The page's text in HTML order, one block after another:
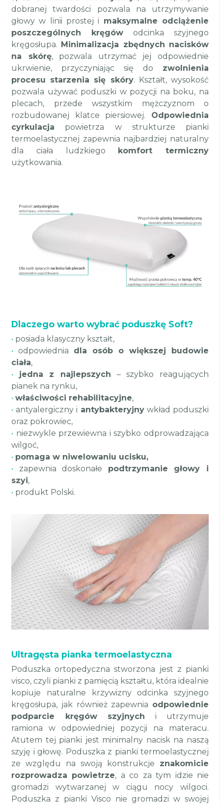
dobranej twardości pozwala na utrzymywanie
głowy w linii prostej i maksymalne odciążenie
poszczególnych kręgów odcinka szyjnego
kręgosłupa. Minimalizacja zbędnych nacisków
na skórę, pozwala utrzymać jej odpowiednie
ukrwienie, przyczyniając się do zwolnienia
procesu starzenia się skóry. Kształt, wysokość
pozwala używać poduszki w pozycji na boku, na
plecach, przede wszystkim mężczyznom o
rozbudowanej klatce piersiowej. Odpowiednia
cyrkulacja powietrza w strukturze pianki
termoelastycznej zapewnia najbardziej naturalny
dla ciała ludzkiego komfort termiczny
użytkowania.
Dlaczego warto wybrać poduszkę Soft?
• posiada klasyczny kształt,
• odpowiednia dla osób o większej budowie
ciała,
•
jedna z najlepszych – szybko reagujących
pianek na rynku,
• właściwości rehabilitacyjne,
• antyalergiczny i antybakteryjnywkład poduszki
oraz pokrowiec,
• niezwykle przewiewna i szybko odprowadzająca
wilgoć,
• pomaga w niwelowaniu ucisku,
• zapewnia doskonałe podtrzymanie głowy i
szyi,
• produkt Polski.
Ultragęsta pianka termoelastyczna
Poduszka ortopedyczna stworzona jest z pianki
visco, czyli pianki z pamięcią kształtu, która idealnie
kopiuje naturalne krzywizny odcinka szyjnego
kręgosłupa, jak również zapewnia odpowiednie
podparcie kręgów szyjnych i utrzymuje
ramiona w odpowiedniej pozycji na materacu.
Atutem tej pianki jest minimalny nacisk na naszą
szyję i głowę. Poduszka z pianki termoelastycznej
ze względu na swoją konstrukcje znakomicie
rozprowadza powietrze, a co za tym idzie nie
gromadzi wytwarzanej w ciągu nocy wilgoci.
Poduszka z pianki Visco nie gromadzi w swojej